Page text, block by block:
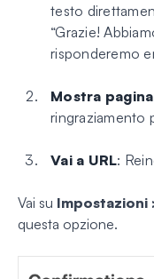
testo
“Grazie!
risponderemo
Mostra pagina
ringraziamento
Vai a URL:
Vai su Impostazioni
questa opzione.